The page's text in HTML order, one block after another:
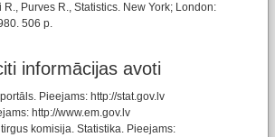
Purves R., Statistics. New York; London:
506 p.
informācijas avoti
Pieejams: http://stat.gov.lv
http://www.em.gov.lv
komisija. Statistika. Pieejams: